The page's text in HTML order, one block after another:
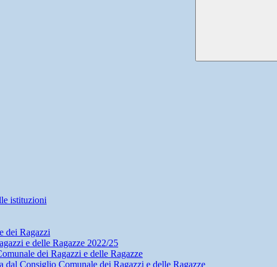
istituzioni
dei Ragazzi
e delle Ragazze 2022/25
dei Ragazzi e delle Ragazze
Consiglio Comunale dei Ragazzi e delle Ragazze